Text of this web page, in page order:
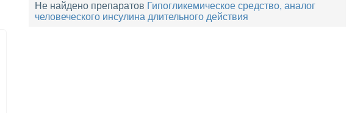
Не найдено препаратов Гипогликемическое средство, аналог
человеческого инсулина длительного действия